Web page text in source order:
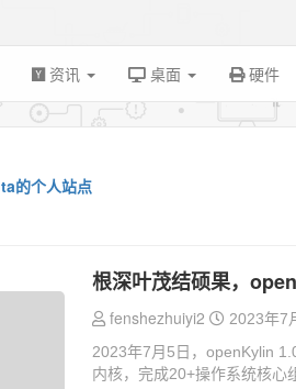
资讯 桌面 硬件
ta的个人站点
根深叶茂结硕果，
fenshezhuiyi2 2023年7
2023年7月5日，openKylin
内核，完成20+操作系统核心